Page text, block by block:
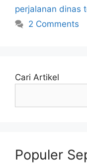
perjalanan dinas
2 Comments
Cari Artikel
Populer